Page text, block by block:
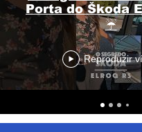
Porta do Škoda
☔
Reproduzir